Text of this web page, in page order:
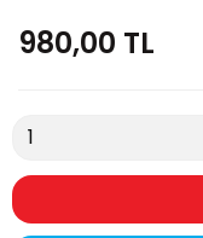
980,00 TL